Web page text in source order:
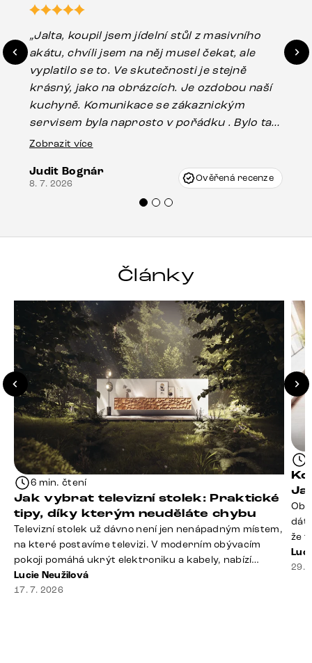
„Jalta, koupil jsem jídelní stůl z masivního
akátu, chvíli jsem na něj musel čekat, ale
vyplatilo se to. Ve skutečnosti je stejně
krásný, jako na obrázcích. Je ozdobou naší
kuchyně. Komunikace se zákaznickým
servisem byla naprosto v pořádku . Bylo tam
drobné poškození u nohy stolu, které mohlo
Vincze mi velmi korektně vyšli vstříc.
Doporučuji produkty Delife všem.“
Zobrazit více
Judit Bognár
8. 7. 2026 Ověřená recenze
Články
6 min. čtení
Jak vybrat televizní stolek: Praktické
tipy, díky kterým neuděláte chybu
Televizní stolek už dávno není jen nenápadným místem,
na které postavíme televizi. V moderním obývacím
pokoji pomáhá ukrýt elektroniku a kabely, nabízí
praktický úložný prostor a často se stává výraznou
součástí celého interiéru. Při jeho výběru proto
Lucie Neužilová
17. 7. 2026
že
29.